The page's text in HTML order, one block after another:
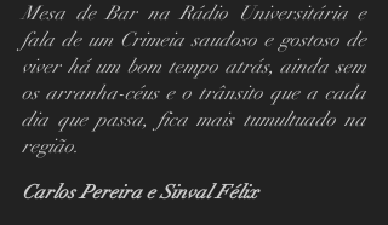
Mesa de Bar na Rádio Universitária e
fala de um Crimeia saudoso e gostoso de
viver há um bom tempo atrás, ainda sem
os arranha-céus e o trânsito que a cada
dia que passa, fica mais tumultuado na
região.
Carlos Pereira e Sinval Félix